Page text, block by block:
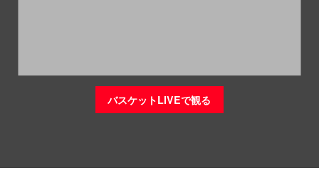
バスケットLIVEで観る